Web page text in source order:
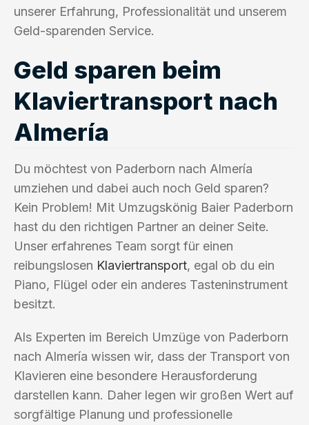
unserer Erfahrung, Professionalität und unserem
Geld-sparenden Service.
Geld sparen beim
Klaviertransport nach
Almería
Du möchtest von Paderborn nach Almería
umziehen und dabei auch noch Geld sparen?
Kein Problem! Mit Umzugskönig Baier Paderborn
hast du den richtigen Partner an deiner Seite.
Unser erfahrenes Team sorgt für einen
reibungslosen Klaviertransport, egal ob du ein
Piano, Flügel oder ein anderes Tasteninstrument
besitzt.
Als Experten im Bereich Umzüge von Paderborn
nach Almería wissen wir, dass der Transport von
Klavieren eine besondere Herausforderung
darstellen kann. Daher legen wir großen Wert auf
sorgfältige Planung und professionelle